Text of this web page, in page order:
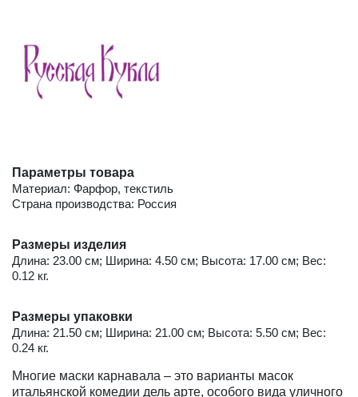
Параметры товара
Материал: Фарфор, текстиль
Страна производства: Россия
Размеры изделия
Длина: 23.00 см; Ширина: 4.50 см; Высота: 17.00 см; Вес:
0.12 кг.
Размеры упаковки
Длина: 21.50 см; Ширина: 21.00 см; Высота: 5.50 см; Вес:
0.24 кг.
Многие маски карнавала – это варианты масок
итальянской комедии дель арте, особого вида уличного